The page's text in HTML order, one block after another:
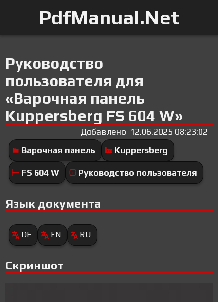
PdfManual.Net
Руководство
пользователя для
«Варочная панель
Kuppersberg FS 604 W»
Добавлено: 12.06.2025 08:23:02
Варочная панель
Kuppersberg
FS 604 W Руководство пользователя
Язык документа
DE EN RU
Скриншот